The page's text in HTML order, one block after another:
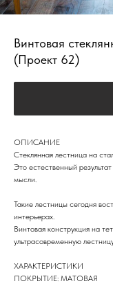
Винтовая
(Проект 62)
ОПИСАНИЕ
Стеклянная лестница на
Это естественный
мысли.
Такие лестницы сегодня
интерьерах.
Винтовая конструкция на
ультрасовременную
ХАРАКТЕРИСТИКИ
ПОКРЫТИЕ: МАТОВАЯ